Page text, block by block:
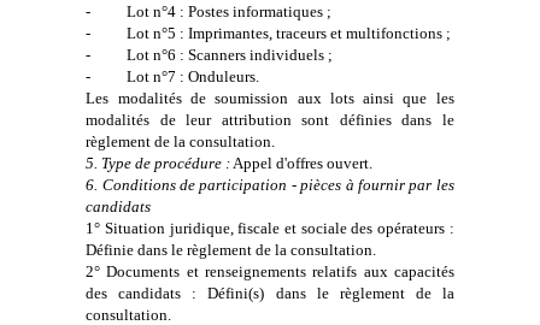
-
Lot n°4 : Postes informatiques ;
-
Lot n°5 : Imprimantes, traceurs et multifonctions ;
-
Lot n°6 : Scanners individuels ;
-
Lot n°7 : Onduleurs.
Les modalités de soumission aux lots ainsi que les
modalités de leur attribution sont définies dans le
règlement de la consultation.
5. Type de procédure : Appel d'offres ouvert.
6. Conditions de participation - pièces à fournir par les
candidats
1° Situation juridique, fiscale et sociale des opérateurs :
Définie dans le règlement de la consultation.
2° Documents et renseignements relatifs aux capacités
des candidats : Défini(s) dans le règlement de la
consultation.